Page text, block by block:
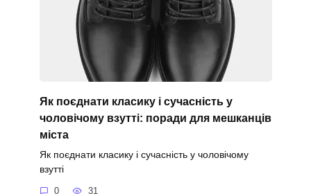
Як поєднати класику і сучасність у
чоловічому взутті: поради для мешканців
міста
Як поєднати класику і сучасність у чоловічому
взутті
0 31